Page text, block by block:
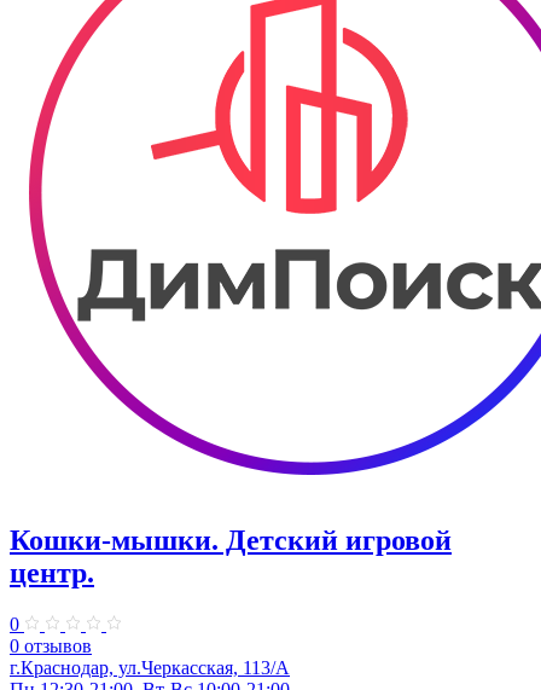
Кошки-мышки. ​Детский игровой
центр.
0
0 отзывов
г.Краснодар, ул.​Черкасская, 113/А